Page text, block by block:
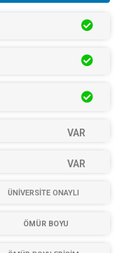
VAR
VAR
ÜNİVERSİTE ONAYLI
ÖMÜR BOYU